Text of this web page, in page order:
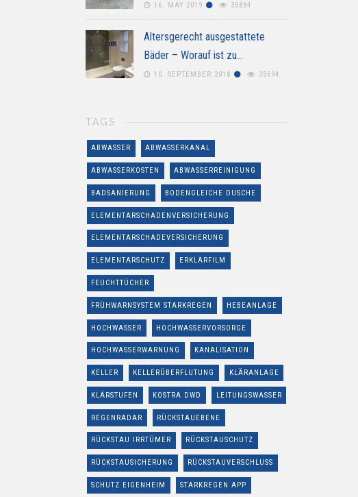
16. MAY 2019 35884
Altersgerecht ausgestattete
Bäder – Worauf ist zu…
10. SEPTEMBER 2018 35694
TAGS
ABWASSER ABWASSERKANAL
ABWASSERKOSTEN ABWASSERREINIGUNG
BADSANIERUNG BODENGLEICHE DUSCHE
ELEMENTARSCHADENVERSICHERUNG
ELEMENTARSCHADEVERSICHERUNG
ELEMENTARSCHUTZ ERKLÄRFILM
FEUCHTTÜCHER
FRÜHWARNSYSTEM STARKREGEN HEBEANLAGE
HOCHWASSER HOCHWASSERVORSORGE
HOCHWASSERWARNUNG KANALISATION
KELLER KELLERÜBERFLUTUNG KLÄRANLAGE
KLÄRSTUFEN KOSTRA DWD LEITUNGSWASSER
REGENRADAR RÜCKSTAUEBENE
RÜCKSTAU IRRTÜMER RÜCKSTAUSCHUTZ
RÜCKSTAUSICHERUNG RÜCKSTAUVERSCHLUSS
SCHUTZ EIGENHEIM STARKREGEN APP